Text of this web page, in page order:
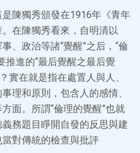
是陳獨秀頒發在1916年《青年
在陳獨秀看來，自明清以
、政治等諸“覺醒”之后，“倫
推進的“最后覺醒之最后覺
實在就是指在處置人與人、
理和原則，包含人的感情、
面。所謂“倫理的覺醒”也就
務題目睜開自發的反思與建
對傳統的檢查與批評